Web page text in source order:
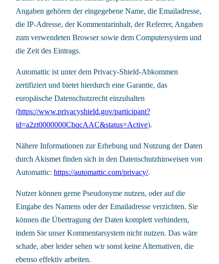
Angaben gehören der eingegebene Name, die Emailadresse,
die IP-Adresse, der Kommentarinhalt, der Referrer, Angaben
zum verwendeten Browser sowie dem Computersystem und
die Zeit des Eintrags.
Automattic ist unter dem Privacy-Shield-Abkommen
zertifiziert und bietet hierdurch eine Garantie, das
europäische Datenschutzrecht einzuhalten
(https://www.privacyshield.gov/participant?
id=a2zt0000000CbqcAAC&status=Active).
Nähere Informationen zur Erhebung und Nutzung der Daten
durch Akismet finden sich in den Datenschutzhinweisen von
Automattic: https://automattic.com/privacy/.
Nutzer können gerne Pseudonyme nutzen, oder auf die
Eingabe des Namens oder der Emailadresse verzichten. Sie
können die Übertragung der Daten komplett verhindern,
indem Sie unser Kommentarsystem nicht nutzen. Das wäre
schade, aber leider sehen wir sonst keine Alternativen, die
ebenso effektiv arbeiten.